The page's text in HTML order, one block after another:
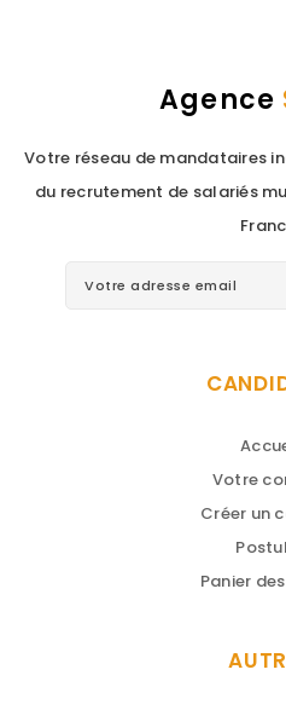
Agence
Votre réseau de mandataires
du recrutement de salariés
Votre
Créer un
Panier